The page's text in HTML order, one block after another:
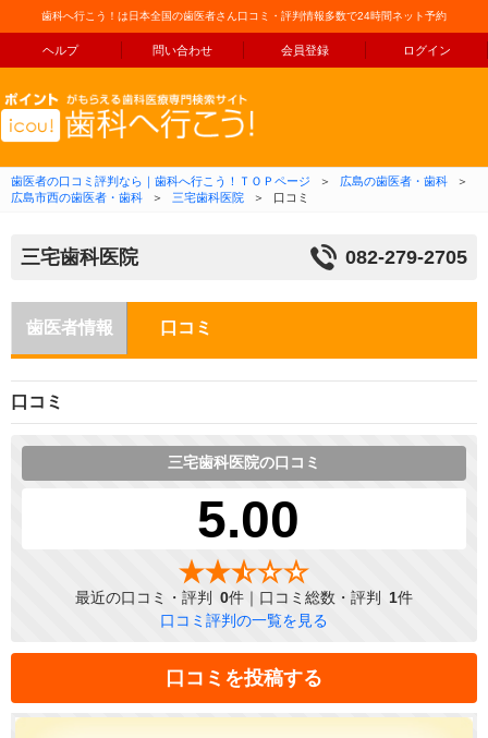
歯科へ行こう！は日本全国の歯医者さん口コミ・評判情報多数で24時間ネット予約
ヘルプ 問い合わせ 会員登録 ログイン
コンテンツへ移動
歯医者の口コミ評判なら｜歯科へ行こう！ＴＯＰページ ＞ 広島の歯医者・歯科
＞
広島市西の歯医者・歯科
＞ 三宅歯科医院 ＞ 口コミ
三宅歯科医院 082-279-2705
歯医者情報 口コミ
口コミ
三宅歯科医院の口コミ
5.00
最近の口コミ・評判 0件｜口コミ総数・評判 1件
口コミ評判の一覧を見る
口コミを投稿する